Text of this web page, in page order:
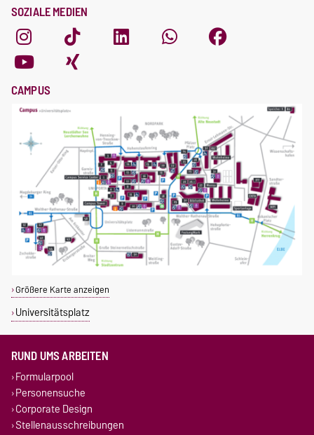
SOZIALE MEDIEN
CAMPUS
Größere Karte anzeigen
Universitätsplatz
RUND UMS ARBEITEN
Formularpool
Personensuche
Corporate Design
Stellenausschreibungen